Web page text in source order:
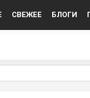
СВЕЖЕЕ БЛОГИ